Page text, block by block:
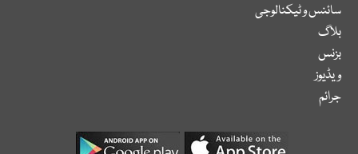
سائنس و ٹیکنالوجی
بلاگ
بزنس
ویڈیوز
جرائم